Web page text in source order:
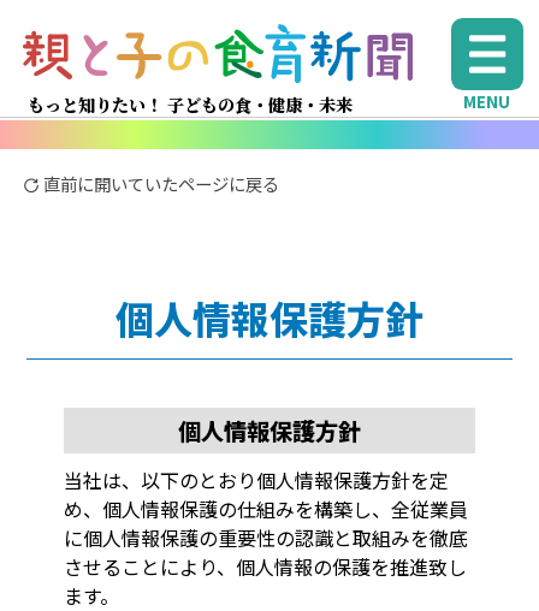
もっと知りたい！ 子どもの食・健康・未来 MENU
直前に開いていたページに戻る
個人情報保護方針
個人情報保護方針
当社は、以下のとおり個人情報保護方針を定
め、個人情報保護の仕組みを構築し、全従業員
に個人情報保護の重要性の認識と取組みを徹底
させることにより、個人情報の保護を推進致し
ます。